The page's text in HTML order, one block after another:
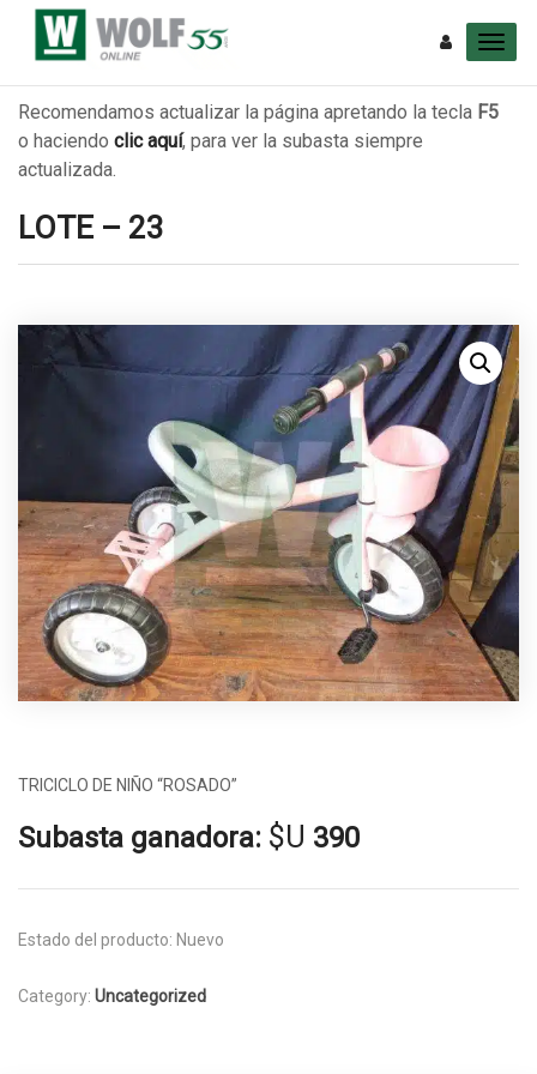
Recomendamos actualizar la página apretando la tecla F5
o haciendo clic aquí, para ver la subasta siempre
actualizada.
LOTE – 23
TRICICLO DE NIÑO “ROSADO”
Subasta ganadora: $U 390
Estado del producto: Nuevo
Category: Uncategorized